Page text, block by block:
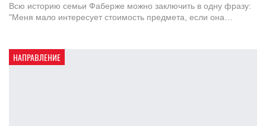
Всю историю семьи Фаберже можно заключить в одну фразу:
"Меня мало интересует стоимость предмета, если она…
НАПРАВЛЕНИЕ